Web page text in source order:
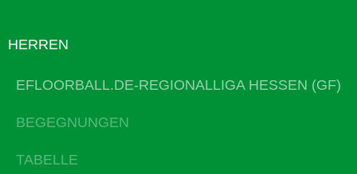
HERREN
EFLOORBALL.DE-REGIONALLIGA HESSEN (GF)
BEGEGNUNGEN
TABELLE